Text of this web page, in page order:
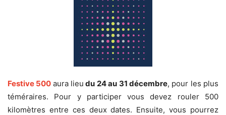
Festive 500 aura lieu du 24 au 31 décembre, pour les plus
téméraires. Pour y participer vous devez rouler 500
kilomètres entre ces deux dates. Ensuite, vous pourrez